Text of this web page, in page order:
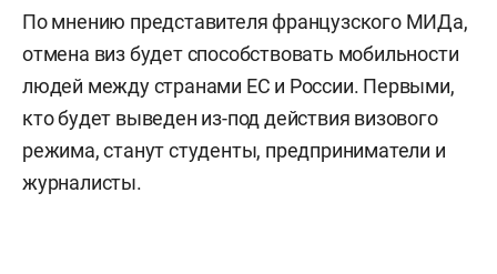
По мнению представителя французского МИДа,
отмена виз будет способствовать мобильности
людей между странами ЕС и России. Первыми,
кто будет выведен из-под действия визового
режима, станут студенты, предприниматели и
журналисты.